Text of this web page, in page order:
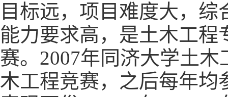
目标远，项目难度大，
能力要求高，是土木工
赛。 2007年同济大学土木
木工程竞赛，之后每年均